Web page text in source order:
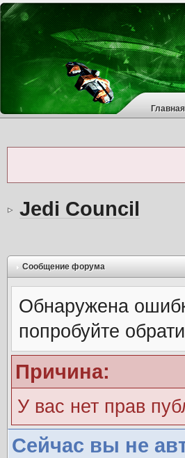
Главная
Jedi Council
Сообщение форума
Обнаружена
попробуйте
Причина:
У вас нет прав
Сейчас вы не